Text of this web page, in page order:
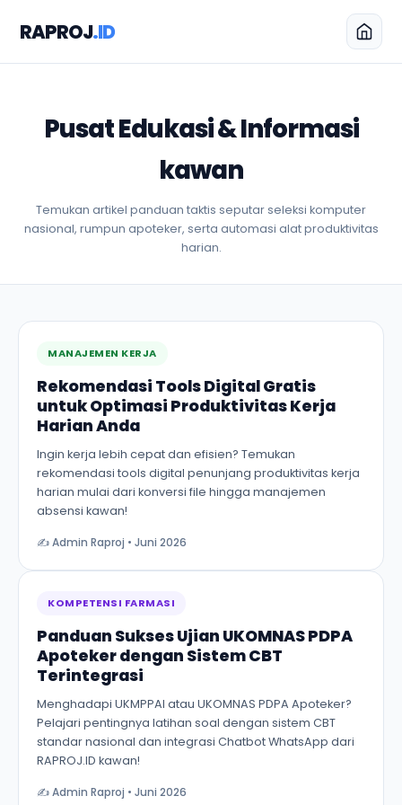
RAPROJ.ID
Pusat Edukasi & Informasi
kawan
Temukan artikel panduan taktis seputar seleksi komputer
nasional, rumpun apoteker, serta automasi alat produktivitas
harian.
MANAJEMEN KERJA
Rekomendasi Tools Digital Gratis
untuk Optimasi Produktivitas Kerja
Harian Anda
Ingin kerja lebih cepat dan efisien? Temukan
rekomendasi tools digital penunjang produktivitas kerja
harian mulai dari konversi file hingga manajemen
absensi kawan!
✍️ Admin Raproj • Juni 2026
KOMPETENSI FARMASI
Panduan Sukses Ujian UKOMNAS PDPA
Apoteker dengan Sistem CBT
Terintegrasi
Menghadapi UKMPPAI atau UKOMNAS PDPA Apoteker?
Pelajari pentingnya latihan soal dengan sistem CBT
standar nasional dan integrasi Chatbot WhatsApp dari
RAPROJ.ID kawan!
✍️ Admin Raproj • Juni 2026